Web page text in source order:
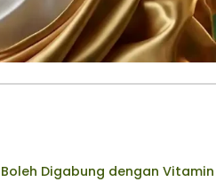
Digabung dengan Vitamin